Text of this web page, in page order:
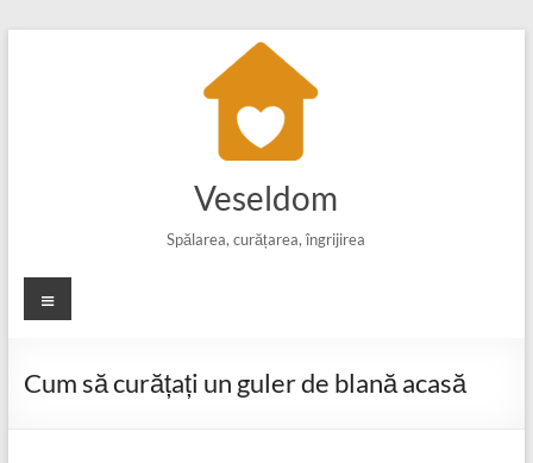
Veseldom
Spălarea, curățarea, îngrijirea
Meniu
Cum să curățați un guler de blană acasă